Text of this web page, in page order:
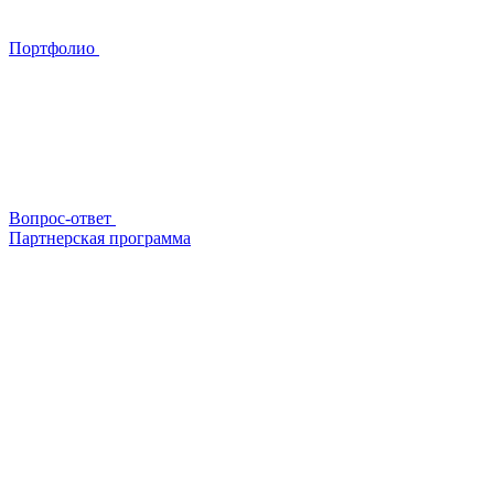
Портфолио
Вопрос-ответ
Партнерская программа